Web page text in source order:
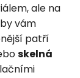
ale na
vám
patří
skelná